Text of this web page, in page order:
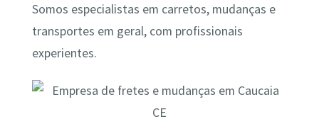
Somos especialistas em carretos, mudanças e
transportes em geral, com profissionais
experientes.